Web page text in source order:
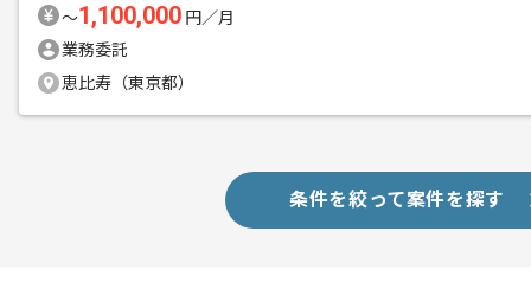
〜1,100,000 円／月
業務委託
恵比寿（東京都）
条件を絞って案件を探す